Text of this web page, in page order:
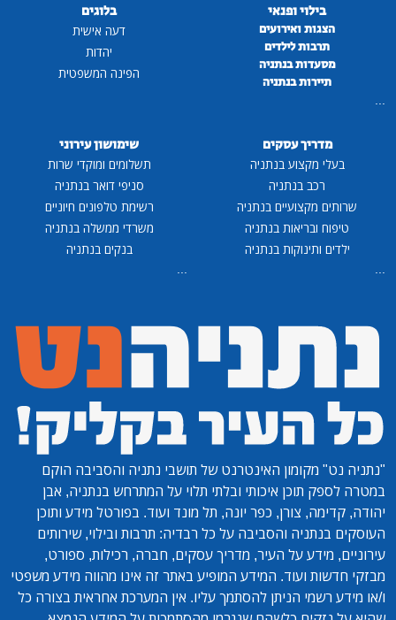
בילוי ופנאי
הצגות ואירועים
תרבות לילדים
מסעדות בנתניה
תיירות בנתניה
בלוגים
דעה אישית
יהדות
הפינה המשפטית
מדריך עסקים
בעלי מקצוע בנתניה
רכב בנתניה
שרותים מקצועיים בנתניה
טיפוח ובריאות בנתניה
ילדים ותינוקות בנתניה
שימושון עירוני
תשלומים ומוקדי שרות
סניפי דואר בנתניה
רשימת טלפונים חיוניים
משרדי ממשלה בנתניה
בנקים בנתניה
"נתניה נט" מקומון האינטרנט של תושבי נתניה והסביבה הוקם
במטרה לספק תוכן איכותי ובלתי תלוי על המתרחש בנתניה, אבן
יהודה, קדימה, צורן, כפר יונה, תל מונד ועוד. בפורטל מידע ותוכן
העוסקים בנתניה והסביבה על כל רבדיה: תרבות ובילוי, שירותים
עירוניים, מידע על העיר, מדריך עסקים, חברה, רכילות, ספורט,
מבזקי חדשות ועוד. המידע המופיע באתר זה אינו מהווה מידע משפטי
ו/או מידע רשמי הניתן להסתמך עליו. אין המערכת אחראית בצורה כל